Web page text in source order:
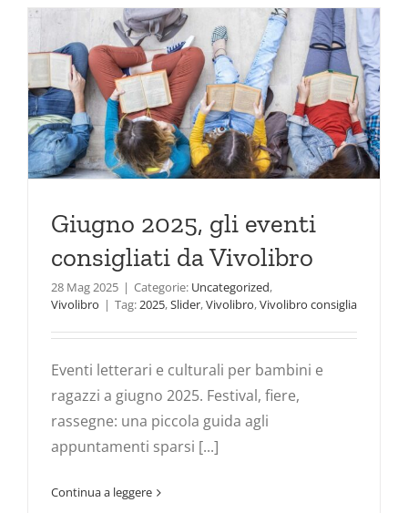
Giugno 2025, gli eventi
consigliati da Vivolibro
28 Mag 2025 | Categorie: Uncategorized,
Vivolibro | Tag:2025,Slider,Vivolibro,Vivolibro consiglia
Eventi letterari e culturali per bambini e
ragazzi a giugno 2025. Festival, fiere,
rassegne: una piccola guida agli
appuntamenti sparsi [...]
Continua a leggere